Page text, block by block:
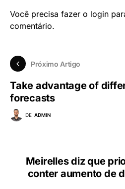
Você precisa fazer o login
comentário.
Próximo Artigo
Take advantage of
forecasts
DE ADMIN
Meirelles diz que
conter aumento de